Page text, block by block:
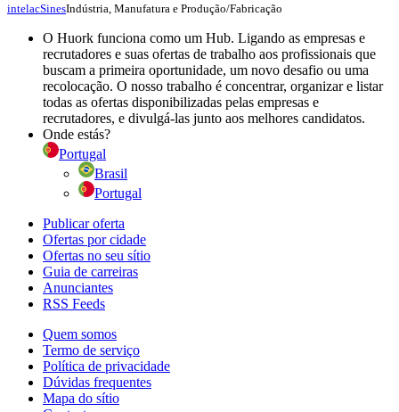
intelacSinesIndústria, Manufatura e Produção/Fabricação
O Huork funciona como um Hub. Ligando as empresas e
recrutadores e suas ofertas de trabalho aos profissionais que
buscam a primeira oportunidade, um novo desafio ou uma
recolocação. O nosso trabalho é concentrar, organizar e listar
todas as ofertas disponibilizadas pelas empresas e
recrutadores, e divulgá-las junto aos melhores candidatos.
Onde estás?
Portugal
Brasil
Portugal
Publicar oferta
Ofertas por cidade
Ofertas no seu sítio
Guia de carreiras
Anunciantes
RSS Feeds
Quem somos
Termo de serviço
Política de privacidade
Dúvidas frequentes
Mapa do sítio